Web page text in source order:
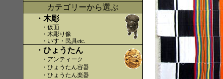
カテゴリーから選ぶ
・木彫
・仮面
・木彫り像
・いす・民具etc.
・ひょうたん
・アンティーク
・ひょうたん容器
・ひょうたん楽器